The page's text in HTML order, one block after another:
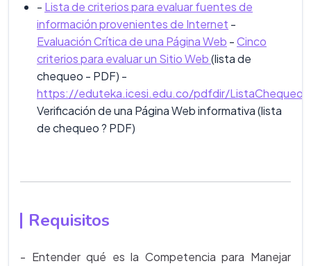
- Lista de criterios para evaluar fuentes de
información provenientes de Internet -
Evaluación Crítica de una Página Web -Cinco
criterios para evaluar un Sitio Web(lista de
chequeo - PDF) -
https://eduteka.icesi.edu.co/pdfdir/
Verificación de una Página Web informativa (lista
de chequeo ? PDF)
Requisitos
- Entender qué es la Competencia para Manejar